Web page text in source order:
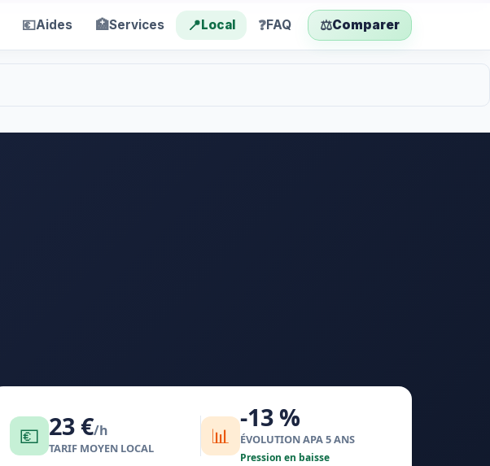
💶Aides 🏥Services 📍Local ❓FAQ ⚖️Comparer
💶 23 €/h
TARIF MOYEN LOCAL 📊
-13 %
ÉVOLUTION APA 5 ANS
Pression en baisse